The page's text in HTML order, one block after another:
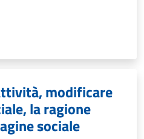
modificare
la ragione
sociale